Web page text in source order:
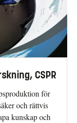
CSPR
för
och rättvis
kunskap och